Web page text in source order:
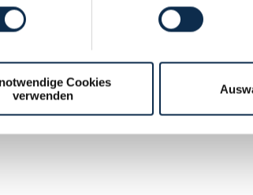
Cookies
verwenden